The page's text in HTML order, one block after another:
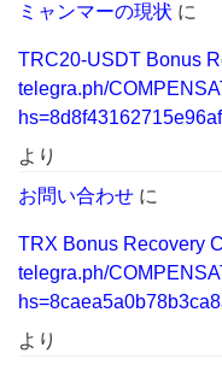
ミャンマーの現状 に
TRC20-USDT Bonus
telegra.ph/
より
お問い合わせ に
TRX Bonus Recovery
telegra.ph/
より